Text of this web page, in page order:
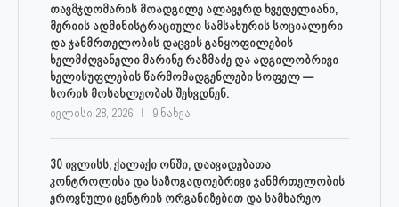
თავმჯდომარის მოადგილე ალავერდ ხვედელიანი,
მერიის ადმინისტრაციული სამსახურის სოციალური
და ჯანმრთელობის დაცვის განყოფილების
ხელმძღვანელი მარინე რაზმაძე და ადგილობრივი
ხელისუფლების წარმომადგენლები სოფელ —
სორის მოსახლეობას შეხვდნენ.
ივლისი 28, 2026 9 ნახვა
30 ივლისს, ქალაქი ონში, დაავადებათა
კონტროლისა და საზოგადოებრივი ჯანმრთელობის
ეროვნული ცენტრის ორგანიზებით და სამხარეო